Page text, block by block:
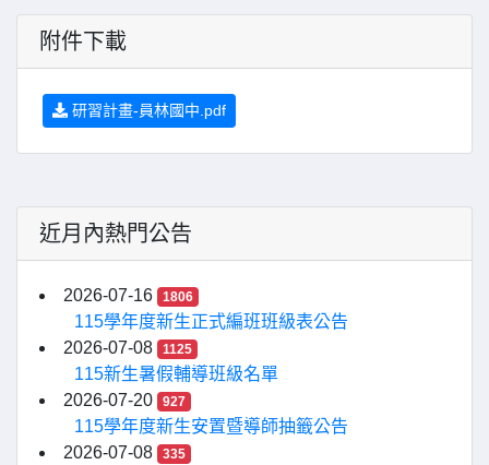
附件下載
研習計畫-員林國中.pdf
近月內熱門公告
2026-07-16 1806
115學年度新生正式編班班級表公告
2026-07-08
1125
115新生暑假輔導班級名單
2026-07-20
927
115學年度新生安置暨導師抽籤公告
2026-07-08
335